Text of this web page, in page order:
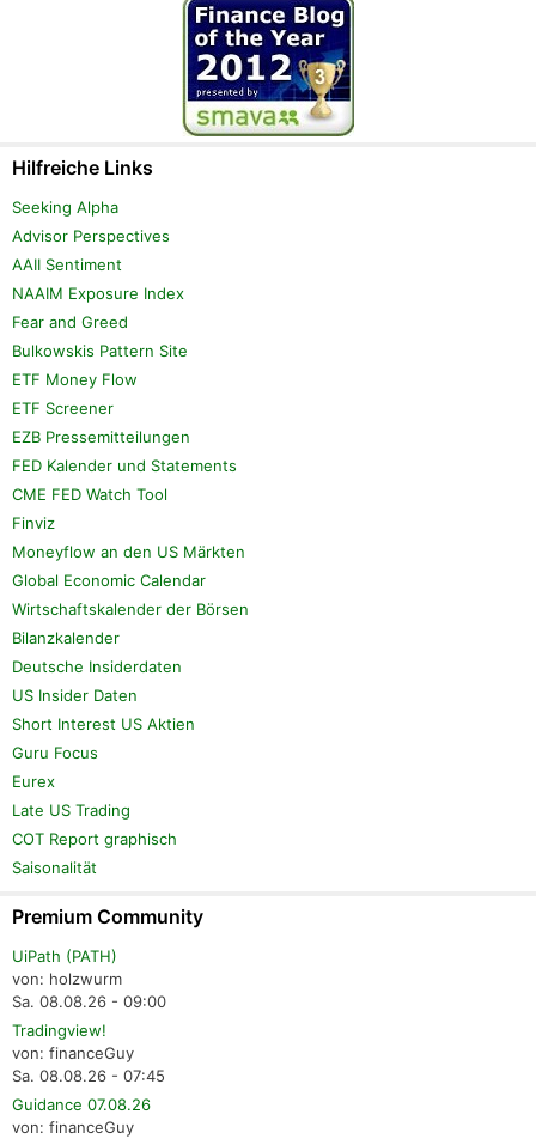
Hilfreiche Links
Seeking Alpha
Advisor Perspectives
AAII Sentiment
NAAIM Exposure Index
Fear and Greed
Bulkowskis Pattern Site
ETF Money Flow
ETF Screener
EZB Pressemitteilungen
FED Kalender und Statements
CME FED Watch Tool
Finviz
Moneyflow an den US Märkten
Global Economic Calendar
Wirtschaftskalender der Börsen
Bilanzkalender
Deutsche Insiderdaten
US Insider Daten
Short Interest US Aktien
Guru Focus
Eurex
Late US Trading
COT Report graphisch
Saisonalität
Premium Community
UiPath (PATH)
von: holzwurm
Sa. 08.08.26 - 09:00
Tradingview!
von: financeGuy
Sa. 08.08.26 - 07:45
Guidance 07.08.26
von: financeGuy